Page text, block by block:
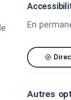
En
Autres